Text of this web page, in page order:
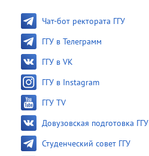
Чат-бот ректората ГГУ
ГГУ в Телеграмм
ГГУ в VK
ГГУ в Instagram
ГГУ TV
Довузовская подготовка ГГУ
Студенческий совет ГГУ